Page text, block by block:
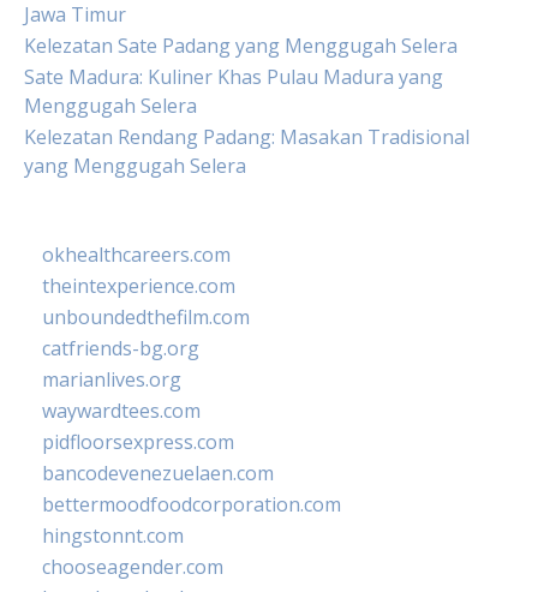
Jawa Timur
Kelezatan Sate Padang yang Menggugah Selera
Sate Madura: Kuliner Khas Pulau Madura yang
Menggugah Selera
Kelezatan Rendang Padang: Masakan Tradisional
yang Menggugah Selera
okhealthcareers.com
theintexperience.com
unboundedthefilm.com
catfriends-bg.org
marianlives.org
waywardtees.com
pidfloorsexpress.com
bancodevenezuelaen.com
bettermoodfoodcorporation.com
hingstonnt.com
chooseagender.com